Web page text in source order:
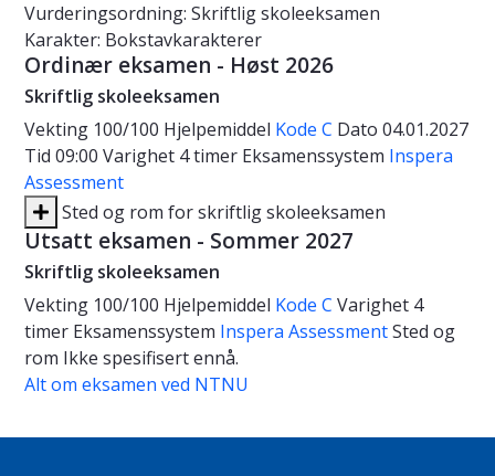
Vurderingsordning: Skriftlig skoleeksamen
Karakter: Bokstavkarakterer
Ordinær eksamen - Høst 2026
Skriftlig skoleeksamen
Vekting 100/100 Hjelpemiddel Kode C Dato 04.01.2027
Tid 09:00 Varighet 4 timer Eksamenssystem Inspera
Assessment
Sted og rom for skriftlig skoleeksamen
Utsatt eksamen - Sommer 2027
Skriftlig skoleeksamen
Vekting 100/100 Hjelpemiddel Kode C Varighet 4
timer Eksamenssystem Inspera AssessmentSted og
rom Ikke spesifisert ennå.
Alt om eksamen ved NTNU